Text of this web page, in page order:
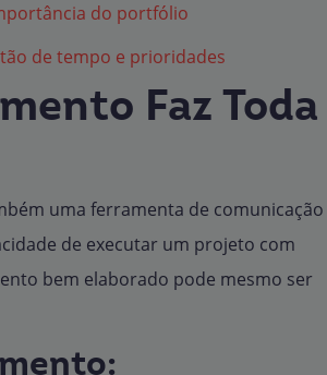
do portfólio
de tempo e prioridades
Faz Toda
uma ferramenta de comunicação
de executar um projeto com
bem elaborado pode mesmo ser